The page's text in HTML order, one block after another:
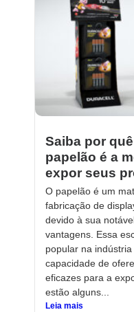
Saiba por
papelão é a
expor seus
O papelão é um
fabricação de
devido à sua
vantagens. Essa
popular na
capacidade de
eficazes para a
estão alguns...
Leia mais